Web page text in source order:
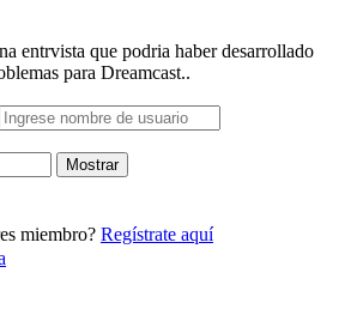
entrvista que podria haber desarrollado
para Dreamcast..
Mostrar
miembro? Regístrate aquí